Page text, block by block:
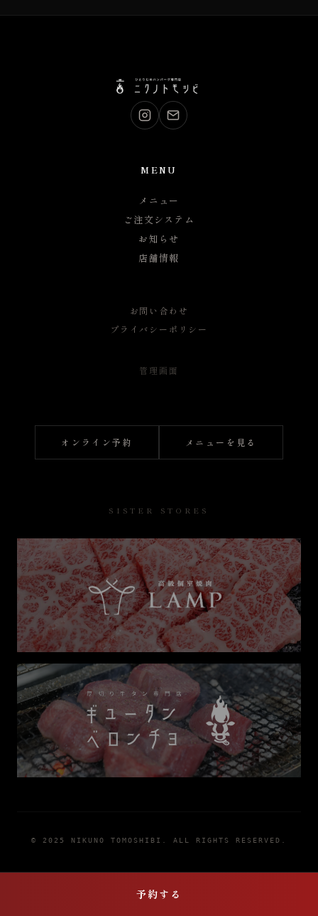
MENU
メニュー
ご注文システム
お知らせ
店舗情報
お問い合わせ
プライバシーポリシー
管理画面
オンライン予約 メニューを見る
SISTER STORES
© 2025 NIKUNO TOMOSHIBI. ALL RIGHTS RESERVED.
予約する